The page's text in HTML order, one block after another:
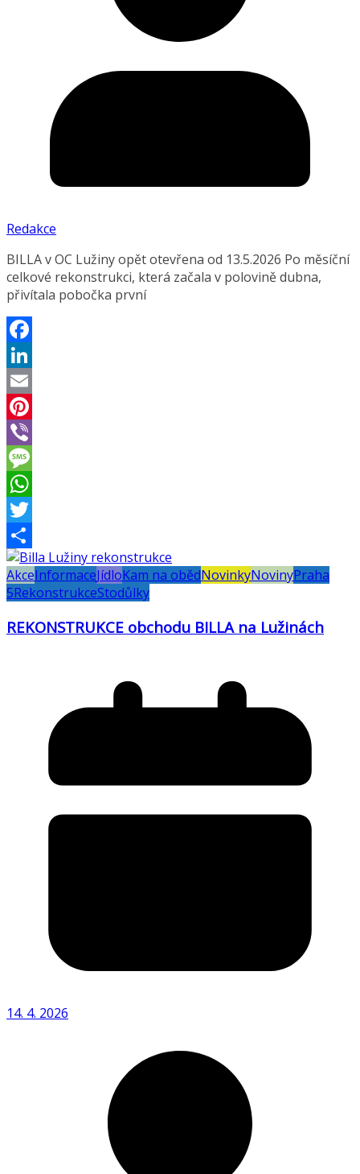
Redakce
BILLA v OC Lužiny opět otevřena od 13.5.2026 Po měsíční
celkové rekonstrukci, která začala v polovině dubna,
přivítala pobočka první
Facebook
LinkedIn
Email
Pinterest
Viber
Message
WhatsApp
Twitter
Share
AkceInformaceJídloKam na obědNovinkyNovinyPraha
5RekonstrukceStodůlky
REKONSTRUKCE obchodu BILLA na Lužinách
14. 4. 2026